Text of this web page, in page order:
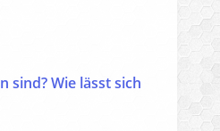
sind? Wie lässt sich